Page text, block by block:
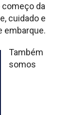
da
cuidado e
embarque.
Também
somos